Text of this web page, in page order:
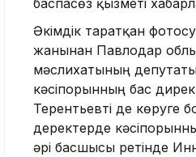
Әкімдік таратқан
жанынан Павлодар
мәслихатының
кәсіпорынның бас
Терентьевті де көруге
деректерде
әрі басшысы ретінде